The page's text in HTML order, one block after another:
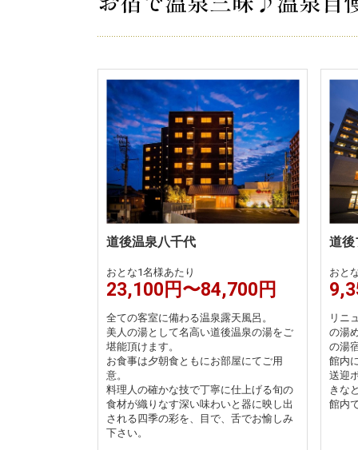
道後温泉八千代
おとな1名様あたり
23,100円〜84,700円
全ての客室に備わる温泉露天風呂。
美人の湯として名高い道後温泉の湯をご
堪能頂けます。
お食事は夕朝食ともにお部屋にてご用
意。
料理人の確かな技で丁寧に仕上げる旬の
食材が織りなす深い味わいと器に映し出
される四季の彩を、目で、舌でお愉しみ
下さい。
道後
おと
リニ
の湯
の湯
館内
送迎
きな
館内